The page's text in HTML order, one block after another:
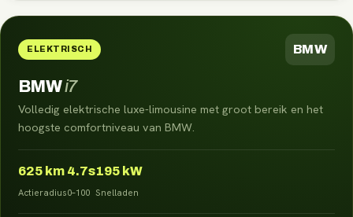
ELEKTRISCH BMW
BMWi7
Volledig elektrische luxe-limousine met groot bereik en het
hoogste comfortniveau van BMW.
625 km
Actieradius
4.7s
0–100
195 kW
Snelladen